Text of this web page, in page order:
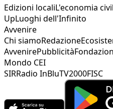
Edizioni localiL'economia
UpLuoghi dell'Infinito
Avvenire
Chi siamoRedazione
AvvenirePubblicità
Mondo CEI
SIRRadio InBluTV2000FISC